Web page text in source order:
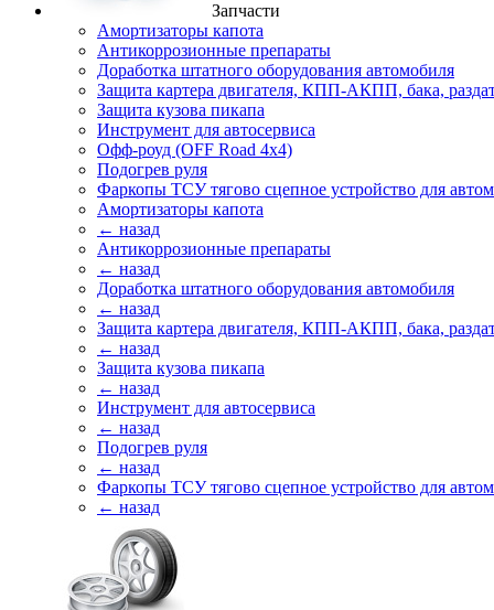
Запчасти
Амортизаторы капота
Антикоррозионные препараты
Доработка штатного оборудования автомобиля
Защита картера двигателя, КПП-АКПП, бака,
Защита кузова пикапа
Инструмент для автосервиса
Офф-роуд (OFF Road 4x4)
Подогрев руля
Фаркопы ТСУ тягово сцепное устройство для
Амортизаторы капота
← назад
Антикоррозионные препараты
← назад
Доработка штатного оборудования автомобиля
← назад
Защита картера двигателя, КПП-АКПП, бака,
← назад
Защита кузова пикапа
← назад
Инструмент для автосервиса
← назад
Подогрев руля
← назад
Фаркопы ТСУ тягово сцепное устройство для
← назад